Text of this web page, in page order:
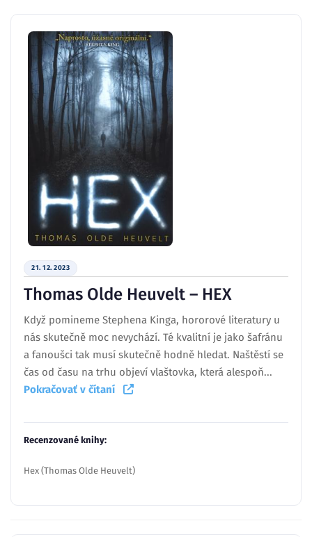
21. 12. 2023
Thomas Olde Heuvelt – HEX
Když pomineme Stephena Kinga, hororové literatury u
nás skutečně moc nevychází. Té kvalitní je jako šafránu
a fanoušci tak musí skutečně hodně hledat. Naštěstí se
čas od času na trhu objeví vlaštovka, která alespoň...
Pokračovať v čítaní
Recenzované knihy:
Hex (Thomas Olde Heuvelt)